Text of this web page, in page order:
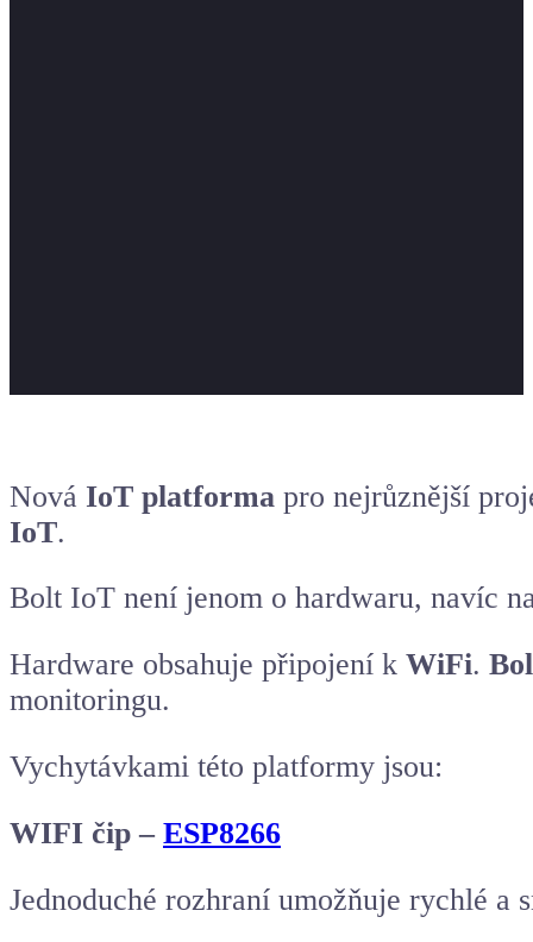
Nová IoT platforma pro nejrůznější
IoT.
Bolt IoT není jenom o hardwaru, navíc
Hardware obsahuje připojení k WiFi.
monitoringu.
Vychytávkami této platformy jsou:
WIFI čip – ESP8266
Jednoduché rozhraní umožňuje rychlé a